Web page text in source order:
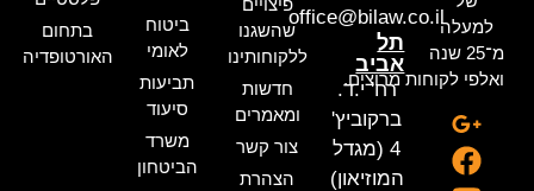
למעלה
מ־25 שנה
ואלפי לקוחות מרוצים.
שהשגנו
ללקוחותינו
חדשות
ומאמרים
צור קשר
הצהרת
ביטוח
לאומי
תביעות
סיעוד
משרד
הביטחון
בתחום
האורטופדיה
office@bilaw.co.il
תל
אביב
רח' י.ד.
ברקוביץ'
4 (מגדל
המוזיאון)